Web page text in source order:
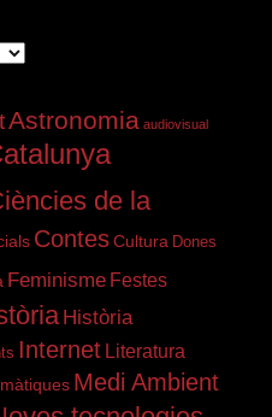
Astronomia audiovisual
de la
Contes Cultura Dones
Feminisme Festes
Història
Internet Literatura
Medi Ambient